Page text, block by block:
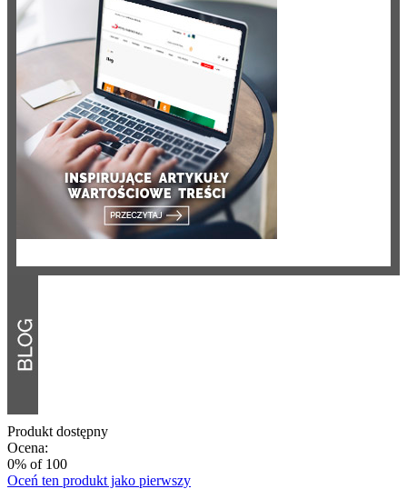
Produkt dostępny
Ocena:
0% of 100
Oceń ten produkt jako pierwszy